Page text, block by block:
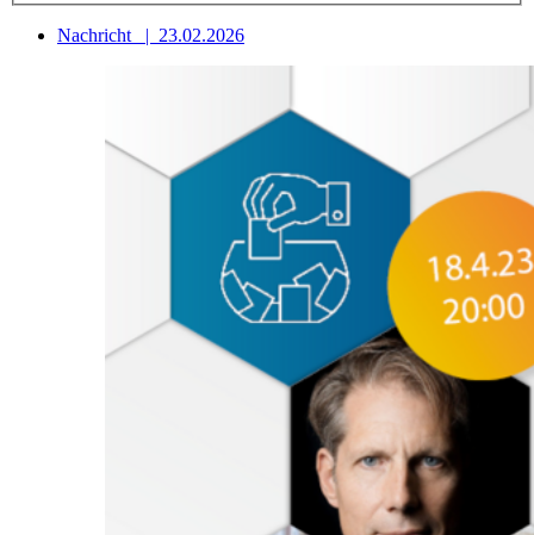
Nachricht | 23.02.2026